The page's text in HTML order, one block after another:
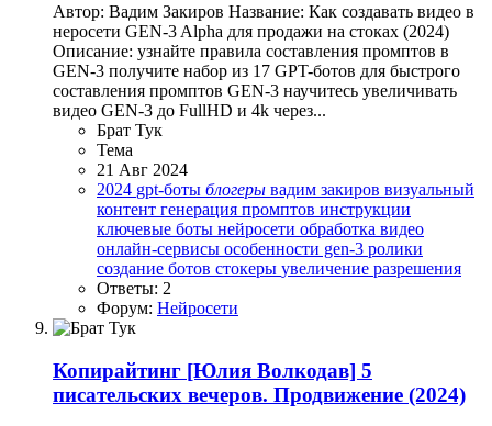
Автор: Вадим Закиров Название: Как создавать видео в
неросети GEN-3 Alpha для продажи на стоках (2024)
Описание: узнайте правила составления промптов в
GEN-3 получите набор из 17 GPT-ботов для быстрого
составления промптов GEN-3 научитесь увеличивать
видео GEN-3 до FullHD и 4k через...
Брат Тук
Тема
21 Авг 2024
2024 gpt-боты блогеры вадим закиров визуальный
контент генерация промптов инструкции
ключевые боты нейросети обработка видео
онлайн-сервисы особенности gen-3 ролики
создание ботов стокеры увеличение разрешения
Ответы: 2
Форум: Нейросети
Копирайтинг [Юлия Волкодав] 5
писательских вечеров. Продвижение (2024)